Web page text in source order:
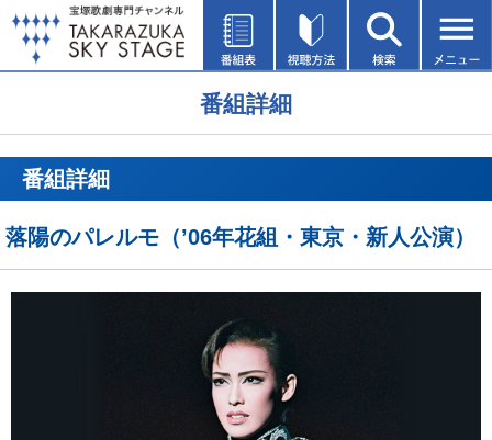
番組詳細
番組詳細
落陽のパレルモ（’06年花組・東京・新人公演）